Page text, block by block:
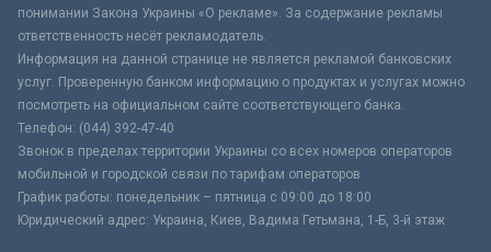
понимании Закона Украины «О рекламе». За содержание рекламы
ответственность несёт рекламодатель.
Информация на данной странице не является рекламой банковских
услуг. Проверенную банком информацию о продуктах и услугах можно
посмотреть на официальном сайте соответствующего банка.
Телефон: (044) 392-47-40
Звонок в пределах территории Украины со всех номеров операторов
мобильной и городской связи по тарифам операторов
График работы: понедельник – пятница с 09:00 до 18:00
Юридический адрес: Украина, Киев, Вадима Гетьмана, 1-Б, 3-й этаж